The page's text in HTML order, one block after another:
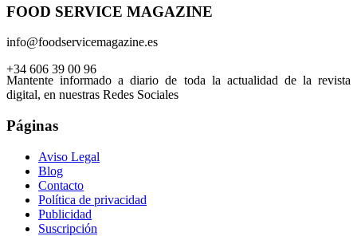
FOOD SERVICE MAGAZINE
info@foodservicemagazine.es
+34 606 39 00 96
Mantente informado a diario de toda la actualidad de la revista
digital, en nuestras Redes Sociales
Páginas
Aviso Legal
Blog
Contacto
Política de privacidad
Publicidad
Suscripción